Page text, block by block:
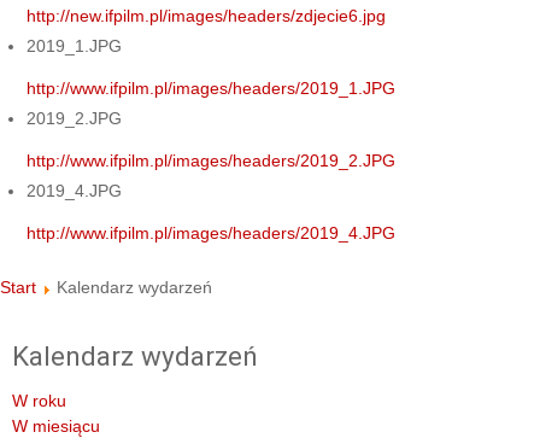
http://new.ifpilm.pl/images/headers/zdjecie6.jpg
2019_1.JPG
http://www.ifpilm.pl/images/headers/2019_1.JPG
2019_2.JPG
http://www.ifpilm.pl/images/headers/2019_2.JPG
2019_4.JPG
http://www.ifpilm.pl/images/headers/2019_4.JPG
Start Kalendarz wydarzeń
Kalendarz wydarzeń
W roku
W miesiącu